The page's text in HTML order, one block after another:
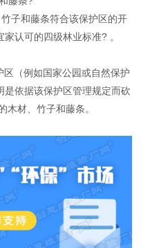
子和藤条符合该保护区的开
认可的四级林业标准? 。
（例如国家公园或自然保护
是依据该保护区管理规定而砍
木材、竹子和藤条。